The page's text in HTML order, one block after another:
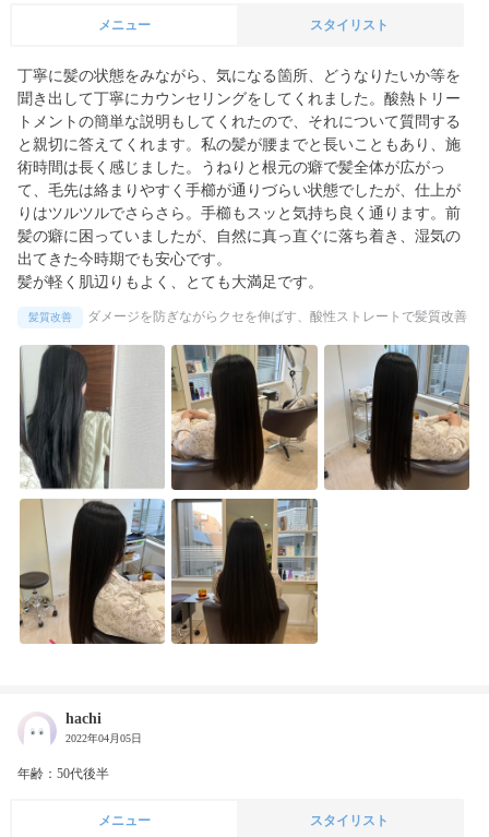
メニュー スタイリスト
丁寧に髪の状態をみながら、気になる箇所、どうなりたいか等を
聞き出して丁寧にカウンセリングをしてくれました。酸熱トリー
トメントの簡単な説明もしてくれたので、それについて質問する
と親切に答えてくれます。私の髪が腰までと長いこともあり、施
術時間は長く感じました。うねりと根元の癖で髪全体が広がっ
て、毛先は絡まりやすく手櫛が通りづらい状態でしたが、仕上が
りはツルツルでさらさら。手櫛もスッと気持ち良く通ります。前
髪の癖に困っていましたが、自然に真っ直ぐに落ち着き、湿気の
出てきた今時期でも安心です。
髪が軽く肌辺りもよく、とても大満足です。
髪質改善 ダメージを防ぎながらクセを伸ばす、酸性ストレートで髪質改善
hachi
2022年04月05日
年齢：50代後半
メニュー スタイリスト